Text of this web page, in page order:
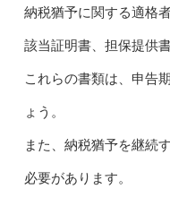
納税猶予に関する適格
該当証明書、担保提供
これらの書類は、申告
ょう。
また、納税猶予を継続
必要があります。